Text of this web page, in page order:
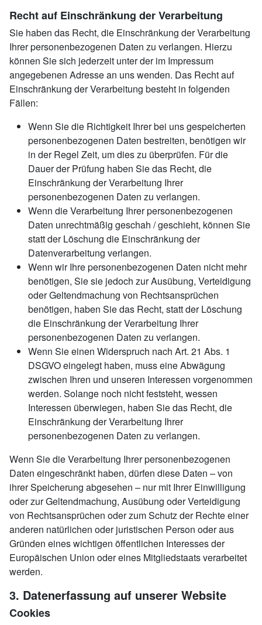
Recht auf Einschränkung der Verarbeitung
Sie haben das Recht, die Einschränkung der Verarbeitung
Ihrer personenbezogenen Daten zu verlangen. Hierzu
können Sie sich jederzeit unter der im Impressum
angegebenen Adresse an uns wenden. Das Recht auf
Einschränkung der Verarbeitung besteht in folgenden
Fällen:
Wenn Sie die Richtigkeit Ihrer bei uns gespeicherten
personenbezogenen Daten bestreiten, benötigen wir
in der Regel Zeit, um dies zu überprüfen. Für die
Dauer der Prüfung haben Sie das Recht, die
Einschränkung der Verarbeitung Ihrer
personenbezogenen Daten zu verlangen.
Wenn die Verarbeitung Ihrer personenbezogenen
Daten unrechtmäßig geschah / geschieht, können Sie
statt der Löschung die Einschränkung der
Datenverarbeitung verlangen.
Wenn wir Ihre personenbezogenen Daten nicht mehr
benötigen, Sie sie jedoch zur Ausübung, Verteidigung
oder Geltendmachung von Rechtsansprüchen
benötigen, haben Sie das Recht, statt der Löschung
die Einschränkung der Verarbeitung Ihrer
personenbezogenen Daten zu verlangen.
Wenn Sie einen Widerspruch nach Art. 21 Abs. 1
DSGVO eingelegt haben, muss eine Abwägung
zwischen Ihren und unseren Interessen vorgenommen
werden. Solange noch nicht feststeht, wessen
Interessen überwiegen, haben Sie das Recht, die
Einschränkung der Verarbeitung Ihrer
personenbezogenen Daten zu verlangen.
Wenn Sie die Verarbeitung Ihrer personenbezogenen
Daten eingeschränkt haben, dürfen diese Daten – von
ihrer Speicherung abgesehen – nur mit Ihrer Einwilligung
oder zur Geltendmachung, Ausübung oder Verteidigung
von Rechtsansprüchen oder zum Schutz der Rechte einer
anderen natürlichen oder juristischen Person oder aus
Gründen eines wichtigen öffentlichen Interesses der
Europäischen Union oder eines Mitgliedstaats verarbeitet
werden.
3. Datenerfassung auf unserer Website
Cookies